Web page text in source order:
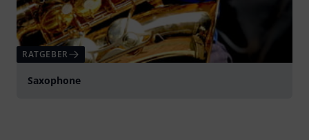
RATGEBER
Saxophone